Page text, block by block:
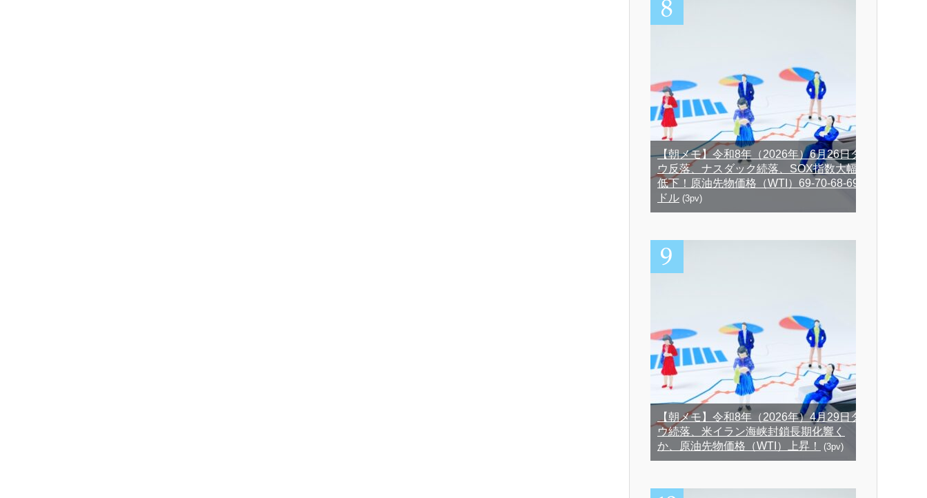
【朝メモ】令和8年（2026年）6月26日ダ
ウ反落、ナスダック続落、SOX指数大幅
低下！原油先物価格（WTI）69-70-68-69
ドル (3pv)
【朝メモ】令和8年（2026年）4月29日ダ
ウ続落、米イラン海峡封鎖長期化響く
か、原油先物価格（WTI）上昇！
(3pv)